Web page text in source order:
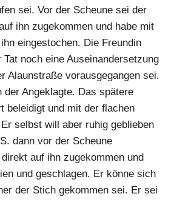
Anzeige
sei. Vor der Scheune sei der
ihn zugekommen und habe mit
eingestochen. Die Freundin
noch eine Auseinandersetzung
Alaunstraße vorausgegangen sei.
der Angeklagte. Das spätere
beleidigt und mit der flachen
selbst will aber ruhig geblieben
dann vor der Scheune
auf ihn zugekommen und
und geschlagen. Er könne sich
der Stich gekommen sei. Er sei